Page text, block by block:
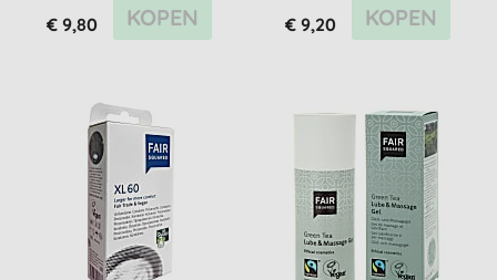
€ 9,80 KOPEN € 9,20 KOPEN